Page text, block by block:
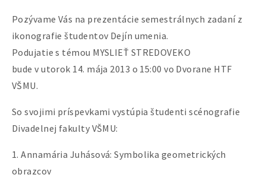
Pozývame Vás na prezentácie semestrálnych zadaní z
ikonografie študentov Dejín umenia.
Podujatie s témou MYSLIEŤ STREDOVEKO
bude v utorok 14. mája 2013 o 15:00 vo Dvorane HTF
VŠMU.
So svojimi príspevkami vystúpia študenti scénografie
Divadelnej fakulty VŠMU:
1. Annamária Juhásová: Symbolika geometrických
obrazcov